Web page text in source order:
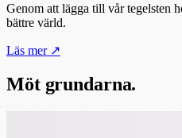
Genom att lägga till vår tegelsten
bättre värld.
Läs mer ↗
Möt grundarna.